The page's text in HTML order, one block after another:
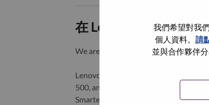
我們希望對我
個人資料。 請
並與合作夥伴
在 Lenovo 工作的好處
We are Lenovo. We do what we say.
Lenovo is a US$83 billion revenue
500, and serving millions of customers
Smarter Technology for All, Lenovo